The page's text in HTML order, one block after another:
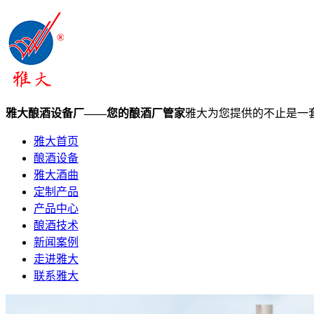
雅大酿酒设备厂——您的酿酒厂管家雅大为您提供的不止是一
雅大首页
酿酒设备
雅大酒曲
定制产品
产品中心
酿酒技术
新闻案例
走进雅大
联系雅大